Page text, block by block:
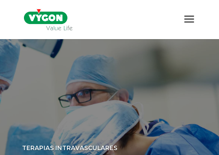
TERAPIAS INTRAVASCULARES